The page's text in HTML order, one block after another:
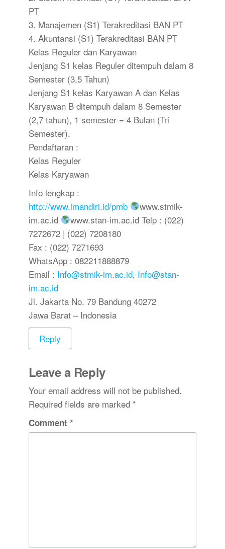
PT
3. Manajemen (S1) Terakreditasi BAN PT
4. Akuntansi (S1) Terakreditasi BAN PT
Kelas Reguler dan Karyawan
Jenjang S1 kelas Reguler ditempuh dalam 8
Semester (3,5 Tahun)
Jenjang S1 kelas Karyawan A dan Kelas
Karyawan B ditempuh dalam 8 Semester
(2,7 tahun), 1 semester = 4 Bulan (Tri
Semester).
Pendaftaran :
Kelas Reguler
Kelas Karyawan
Info lengkap :
http://www.imandiri.id/pmb
www.stmik-
im.ac.id
www.stan-im.ac.id Telp : (022)
7272672 | (022) 7208180
Fax : (022) 7271693
WhatsApp : 082211888879
Email : Info@stmik-im.ac.id, Info@stan-
im.ac.id
Jl. Jakarta No. 79 Bandung 40272
Jawa Barat – Indonesia
Reply
Leave a Reply
Your email address will not be published.
Required fields are marked *
Comment *